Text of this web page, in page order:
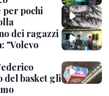
per pochi
dei ragazzi
"Volevo
del basket gli